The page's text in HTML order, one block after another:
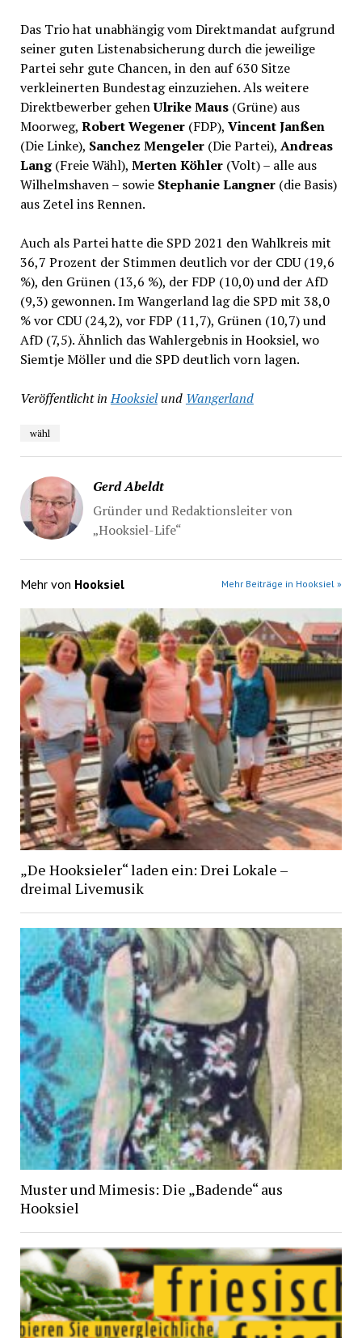
Das Trio hat unabhängig vom Direktmandat aufgrund
seiner guten Listenabsicherung durch die jeweilige
Partei sehr gute Chancen, in den auf 630 Sitze
verkleinerten Bundestag einzuziehen. Als weitere
Direktbewerber gehenUlrike Maus(Grüne) aus
Moorweg, Robert Wegener(FDP), Vincent Janßen
(Die Linke), Sanchez Mengeler (Die Partei), Andreas
Lang(Freie Wähl), Merten Köhler (Volt) – alle aus
Wilhelmshaven – sowie Stephanie Langner(die Basis)
aus Zetel ins Rennen.
Auch als Partei hatte die SPD 2021 den Wahlkreis mit
36,7 Prozent der Stimmen deutlich vor der CDU (19,6
%), den Grünen (13,6 %), der FDP (10,0) und der AfD
(9,3) gewonnen. Im Wangerland lag die SPD mit 38,0
% vor CDU (24,2), vor FDP (11,7), Grünen (10,7) und
AfD (7,5). Ähnlich das Wahlergebnis in Hooksiel, wo
Siemtje Möller und die SPD deutlich vorn lagen.
Veröffentlicht in Hooksielund Wangerland
wähl
Gerd Abeldt
Gründer und Redaktionsleiter von
„Hooksiel-Life“
Mehr von Hooksiel Mehr Beiträge in Hooksiel »
„De Hooksieler“ laden ein: Drei Lokale –
dreimal Livemusik
Muster und Mimesis: Die „Badende“ aus
Hooksiel